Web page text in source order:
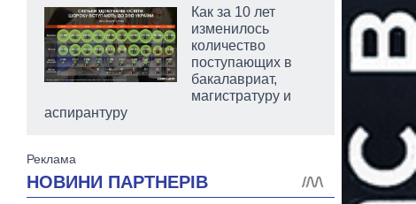
Как за 10 лет
изменилось
количество
поступающих в
бакалавриат,
магистратуру и
аспирантуру